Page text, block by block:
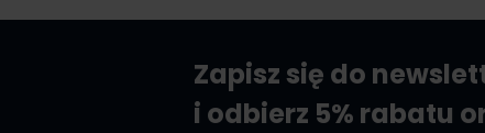
Zapisz się do
i odbierz 5% rabatu